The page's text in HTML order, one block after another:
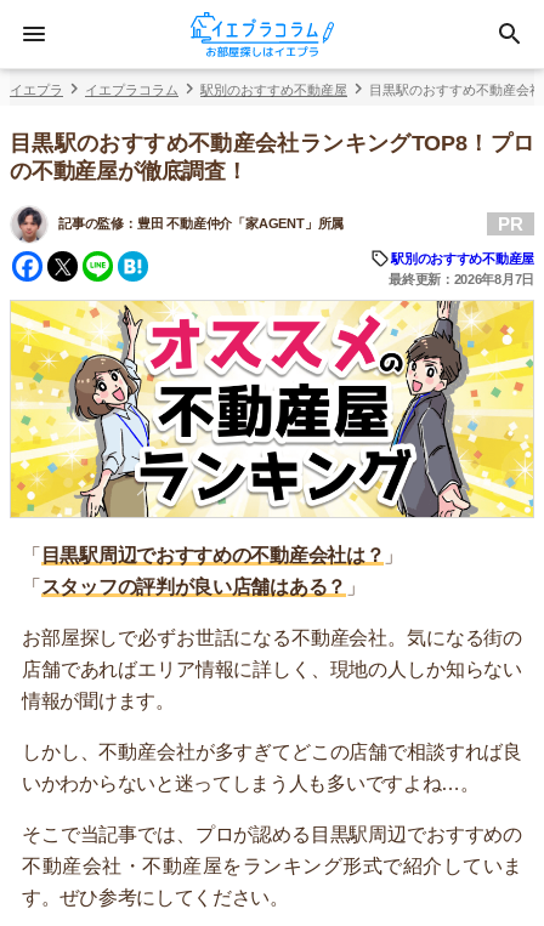
イエプラ イエプラコラム 駅別のおすすめ不動産屋 目黒駅のおすすめ不動産会
目黒駅のおすすめ不動産会社ランキングTOP8！プロ
の不動産屋が徹底調査！
記事の監修： 豊田 不動産仲介「家AGENT」所属
Facebook
Twitter
Line
PR
駅別のおすすめ不動産屋
最終更新：2026年8月7日
「 目黒駅周辺でおすすめの不動産会社は？ 」
「 スタッフの評判が良い店舗はある？ 」
お部屋探しで必ずお世話になる不動産会社。気になる街の
店舗であればエリア情報に詳しく、現地の人しか知らない
情報が聞けます。
しかし、不動産会社が多すぎてどこの店舗で相談すれば良
いかわからないと迷ってしまう人も多いですよね…。
そこで当記事では、プロが認める目黒駅周辺でおすすめの
不動産会社・不動産屋をランキング形式で紹介していま
す。ぜひ参考にしてください。